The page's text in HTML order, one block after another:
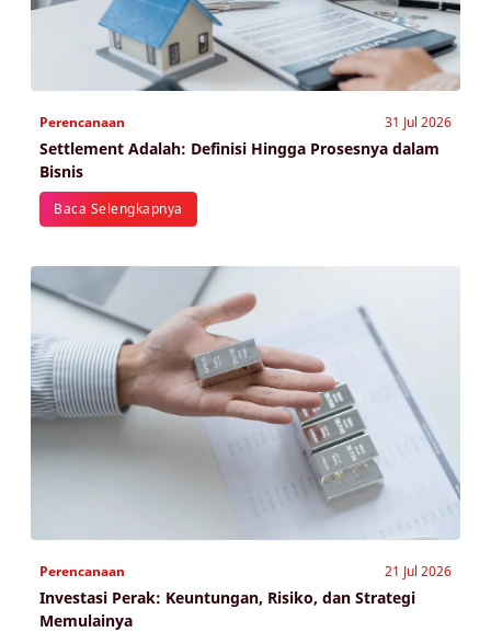
Perencanaan 31 Jul 2026
Settlement Adalah: Definisi Hingga Prosesnya dalam
Bisnis
Baca Selengkapnya
Perencanaan 21 Jul 2026
Investasi Perak: Keuntungan, Risiko, dan Strategi
Memulainya